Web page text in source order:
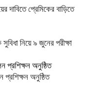
দাবিতে প্রেমিকের বাড়িতে
নিয়ে ৯ জুনের পরীক্ষা
প্রশিক্ষন অনুষ্ঠিত